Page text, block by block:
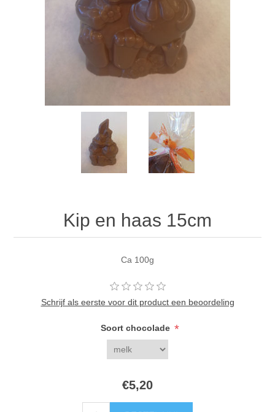
Kip en haas 15cm
Ca 100g
Schrijf als eerste voor dit product een beoordeling
Soort chocolade *
€5,20